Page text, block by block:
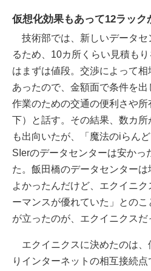
仮想化効果もあって12ラック
技術部では、新しいデータセ
るため、10カ所くらい見積も
はまずは値段。交渉によって
あったので、金額面で条件を
作業のための交通の便利さや
下）と話す。その結果、数カ
も出向いたが、「魔法のiらん
SIerのデータセンターは安かっ
た。飯田橋のデータセンター
よかったんだけど、エクイニ
ーマンスが優れていた」との
が立ったのが、エクイニクスだ
エクイニクスに決めたのは、
りインターネットの相互接続